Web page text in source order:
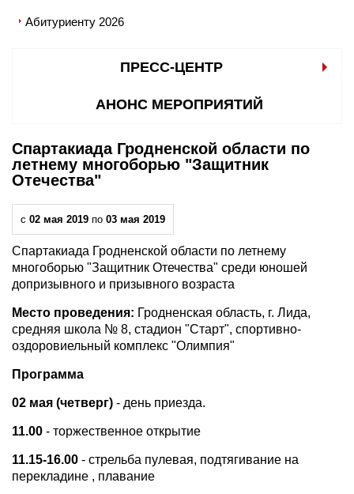
Абитуриенту 2026
ПРЕСС-ЦЕНТР
АНОНС МЕРОПРИЯТИЙ
Спартакиада Гродненской области по
летнему многоборью "Защитник
Отечества"
с 02 мая 2019 по 03 мая 2019
Спартакиада Гродненской области по летнему
многоборью "Защитник Отечества" среди юношей
допризывного и призывного возраста
Место проведения: Гродненская область, г. Лида,
средняя школа № 8, стадион "Старт", спортивно-
оздоровиельный комплекс "Олимпия"
Программа
02 мая (четверг) - день приезда.
11.00 - торжественное открытие
11.15-16.00 - стрельба пулевая, подтягивание на
перекладине , плавание